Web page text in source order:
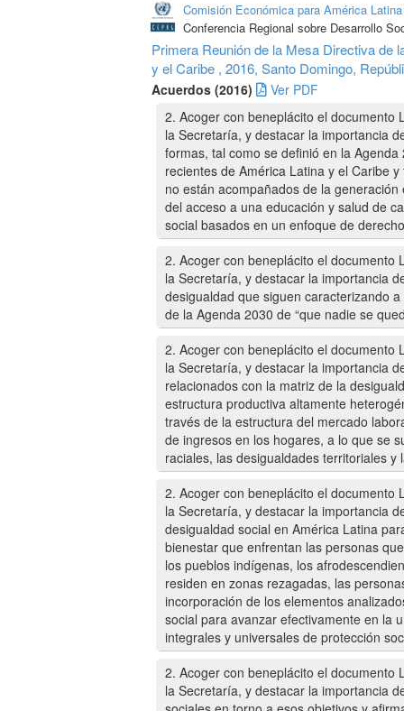
Comisión Económica para América
Conferencia Regional sobre Desarrollo
Primera Reunión de la Mesa Directiva de
y el Caribe , 2016, Santo Domingo,
Acuerdos (2016)
Ver PDF
2. Acoger con beneplácito el documento
la Secretaría, y destacar la importancia
formas, tal como se definió en la
recientes de América Latina y el Caribe
no están acompañados de la
del acceso a una educación y salud de
social basados en un enfoque de
2. Acoger con beneplácito el documento
la Secretaría, y destacar la importancia
desigualdad que siguen caracterizando
de la Agenda 2030 de “que nadie se
2. Acoger con beneplácito el documento
la Secretaría, y destacar la importancia
relacionados con la matriz de la
estructura productiva altamente
través de la estructura del mercado
de ingresos en los hogares, a lo que se
raciales, las desigualdades territoriales
2. Acoger con beneplácito el documento
la Secretaría, y destacar la importancia
desigualdad social en América Latina
bienestar que enfrentan las personas
los pueblos indígenas, los
residen en zonas rezagadas, las
incorporación de los elementos
social para avanzar efectivamente en la
integrales y universales de protección
2. Acoger con beneplácito el documento
la Secretaría, y destacar la importancia